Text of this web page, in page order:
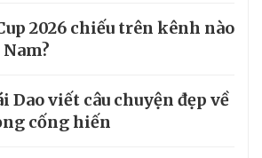
2026 chiếu trên kênh nào
Dao viết câu chuyện đẹp về
cống hiến